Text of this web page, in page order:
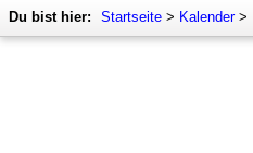
Du bist hier: Startseite > Kalender>